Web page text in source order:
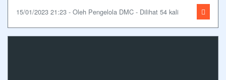
15/01/2023 21:23 - Oleh Pengelola DMC - Dilihat 54 kali